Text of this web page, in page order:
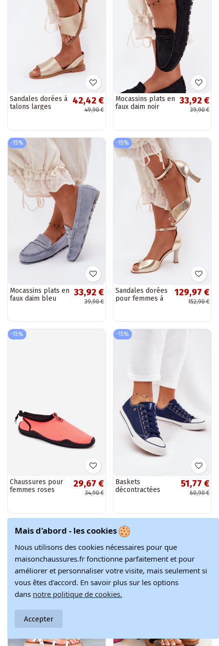
Sandales dorées à
talons larges
42,42 €
49,90 €
Mocassins plats en
faux daim noir
33,92 €
39,90 €
-15%
Mocassins plats en
faux daim bleu
33,92 €
39,90 €
-15%
Sandales dorées
pour femmes à
129,97 €
152,90 €
-15%
Chaussures pour
femmes roses
29,67 €
34,90 €
-15%
Baskets
décontractées
51,77 €
60,90 €
-10%
Mais d'abord - les cookies
Nous utilisons des cookies nécessaires pour que
maisonchaussures.fr fonctionne parfaitement et pour
améliorer et personnaliser votre visite, mais seulement si
vous êtes d'accord. En savoir plus sur les options
dans notre politique de cookies.
Accepter